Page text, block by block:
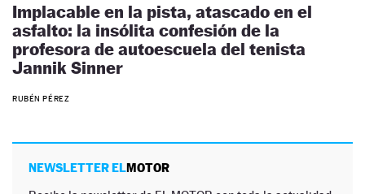
Implacable en la pista, atascado en el
asfalto: la insólita confesión de la
profesora de autoescuela del tenista
Jannik Sinner
RUBÉN PÉREZ
NEWSLETTER ELMOTOR